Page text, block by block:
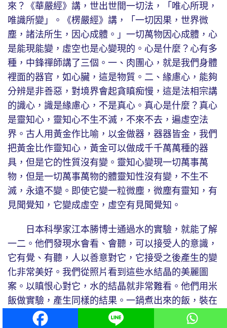
來？《華嚴經》講，世出世間一切法，「唯心所現，
唯識所變」。《楞嚴經》講，「一切因果，世界微
塵，諸法所生，因心成體。」一切萬物因心成體，心
是能現能變，虛空也是心變現的。心是什麼？心有多
種，中鋒禪師講了三個。一、肉團心，就是我們身體
裡面的器官，如心臟，這是物質。二、緣慮心，能夠
分辨是非善惡，對境界會起貪瞋痴慢，這是法相宗講
的識心，識是緣慮心，不是真心。真心是什麼？真心
是靈知心，靈知心不生不滅，不來不去，遍虛空法
界。古人用黃金作比喻，以金做器，器器皆金，我們
把黃金比作靈知心，黃金可以做成千千萬萬種的器
具，但是它的性質沒有變。靈知心變現一切萬事萬
物，但是一切萬事萬物的體靈知性沒有變，不生不
滅，永遠不變。即使它變一粒微塵，微塵有靈知，有
見聞覺知，它變成虛空，虛空有見聞覺知。
日本科學家江本勝博士通過水的實驗，就能了解
一二。他們發現水會看、會聽，可以接受人的意識，
它有覺、有聽，人以善意對它，它接受之後產生的變
化非常美好。我們從照片看到這些水結晶的美麗圖
案。以瞋恨心對它，水的結晶就非常難看。他們用米
飯做實驗，產生同樣的結果。一鍋煮出來的飯，裝在
兩個玻璃瓶裡，一個瓶上貼上愛、感謝，一個瓶子貼